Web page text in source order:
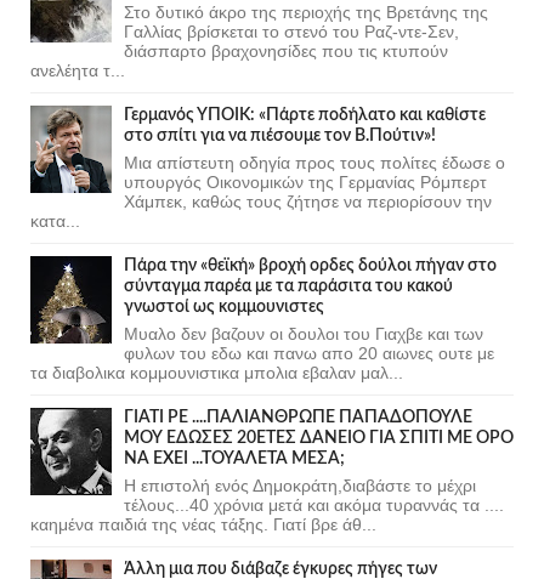
Στο δυτικό άκρο της περιοχής της Βρετάνης της
Γαλλίας βρίσκεται το στενό του Ραζ-ντε-Σεν,
διάσπαρτο βραχονησίδες που τις κτυπούν
ανελέητα τ...
Γερμανός ΥΠΟΙΚ: «Πάρτε ποδήλατο και καθίστε
στο σπίτι για να πιέσουμε τον Β.Πούτιν»!
Μια απίστευτη οδηγία προς τους πολίτες έδωσε ο
υπουργός Οικονομικών της Γερμανίας Ρόμπερτ
Χάμπεκ, καθώς τους ζήτησε να περιορίσουν την
κατα...
Πάρα την «θεϊκή» βροχή ορδες δούλοι πήγαν στο
σύνταγμα παρέα με τα παράσιτα του κακού
γνωστοί ως κομμουνιστες
Μυαλο δεν βαζουν οι δουλοι του Γιαχβε και των
φυλων του εδω και πανω απο 20 αιωνες ουτε με
τα διαβολικα κομμουνιστικα μπολια εβαλαν μαλ...
ΓΙΑΤΙ ΡΕ ....ΠΑΛΙΑΝΘΡΩΠΕ ΠΑΠΑΔΟΠΟΥΛΕ
ΜΟΥ ΕΔΩΣΕΣ 20ΕΤΕΣ ΔΑΝΕΙΟ ΓΙΑ ΣΠΙΤΙ ΜΕ ΟΡΟ
ΝΑ ΕΧΕΙ ...ΤΟΥΑΛΕΤΑ ΜΕΣΑ;
Η επιστολή ενός Δημοκράτη,διαβάστε το μέχρι
τέλους...40 χρόνια μετά και ακόμα τυραννάς τα ....
καημένα παιδιά της νέας τάξης. Γιατί βρε άθ...
Άλλη μια που διάβαζε έγκυρες πήγες των